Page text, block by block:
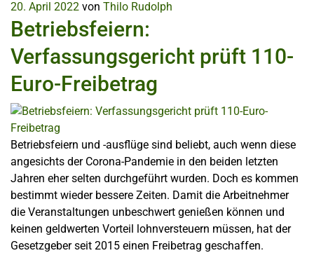
20. April 2022 von Thilo Rudolph
Betriebsfeiern:
Verfassungsgericht prüft 110-
Euro-Freibetrag
Betriebsfeiern und -ausflüge sind beliebt, auch wenn diese
angesichts der Corona-Pandemie in den beiden letzten
Jahren eher selten durchgeführt wurden. Doch es kommen
bestimmt wieder bessere Zeiten. Damit die Arbeitnehmer
die Veranstaltungen unbeschwert genießen können und
keinen geldwerten Vorteil lohnversteuern müssen, hat der
Gesetzgeber seit 2015 einen Freibetrag geschaffen.